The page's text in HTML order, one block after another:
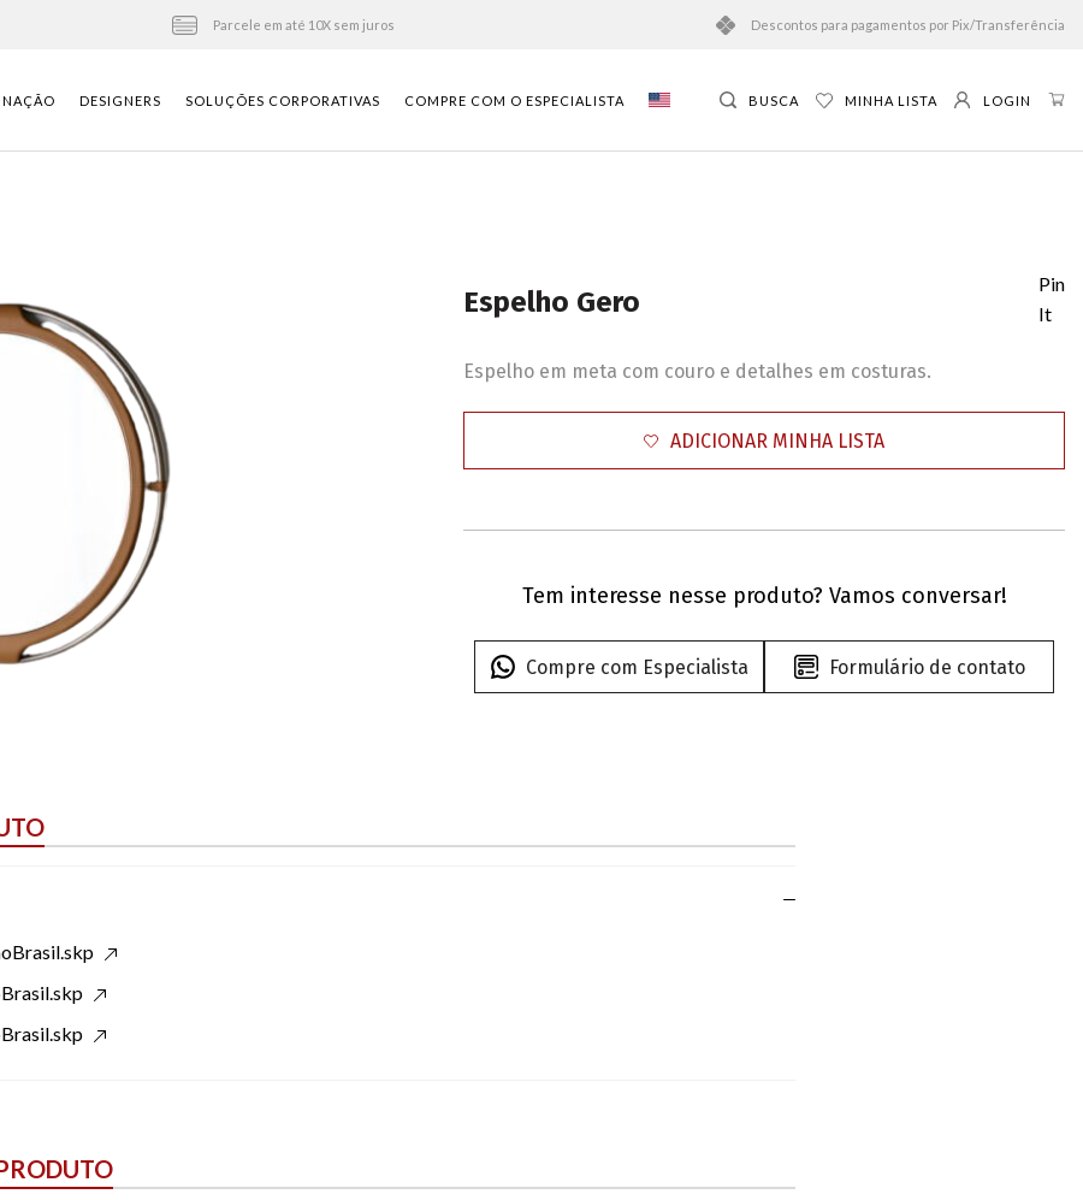
Parcele em até 10X sem juros Descontos para pagamentos por Pix/Transferência
DESIGNERS SOLUÇÕES CORPORATIVAS COMPRE COM O ESPECIALISTA BUSCA MINHA LISTA LOGIN
Espelho Gero
Pin
It
Espelho em meta com couro e detalhes em costuras.
ADICIONAR MINHA LISTA
Tem interesse nesse produto? Vamos conversar!
Compre com Especialista Formulário de contato